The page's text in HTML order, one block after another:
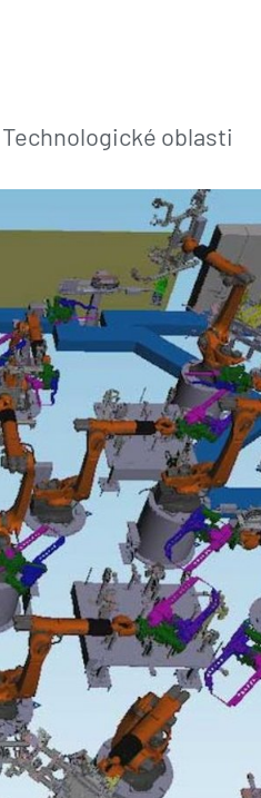
Technologické oblasti